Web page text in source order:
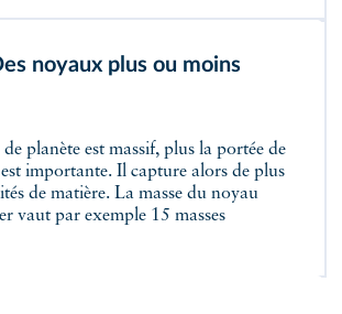
noyaux plus ou moins
planète est massif, plus la portée de
importante. Il capture alors de plus
de matière. La masse du noyau
vaut par exemple 15 masses